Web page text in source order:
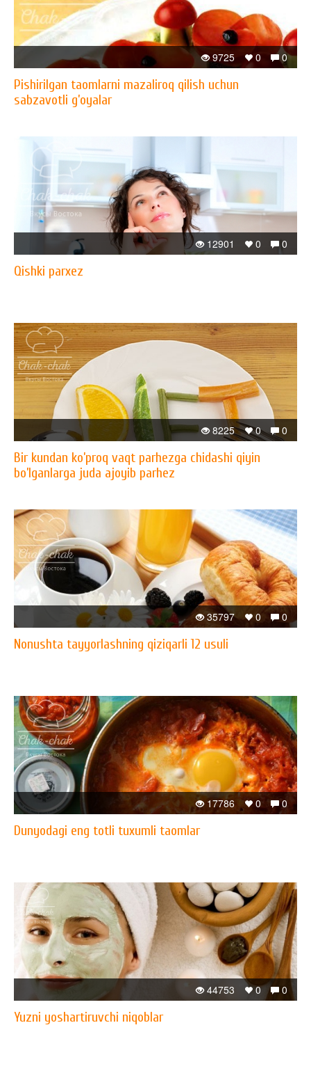
0
0
9725
Pishirilgan taomlarni mazaliroq qilish uchun
sabzavotli g’oyalar
0
0
12901
Qishki parxez
0
0
8225
Bir kundan ko’proq vaqt parhezga chidashi qiyin
bo’lganlarga juda ajoyib parhez
0
0
35797
Nonushta tayyorlashning qiziqarli 12 usuli
0
0
17786
Dunyodagi eng totli tuxumli taomlar
0
0
44753
Yuzni yoshartiruvchi niqoblar